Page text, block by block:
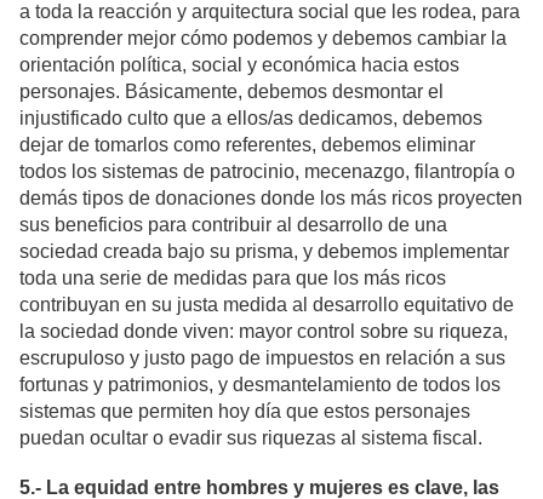
a toda la reacción y arquitectura social que les rodea, para
comprender mejor cómo podemos y debemos cambiar la
orientación política, social y económica hacia estos
personajes. Básicamente, debemos desmontar el
injustificado culto que a ellos/as dedicamos, debemos
dejar de tomarlos como referentes, debemos eliminar
todos los sistemas de patrocinio, mecenazgo, filantropía o
demás tipos de donaciones donde los más ricos proyecten
sus beneficios para contribuir al desarrollo de una
sociedad creada bajo su prisma, y debemos implementar
toda una serie de medidas para que los más ricos
contribuyan en su justa medida al desarrollo equitativo de
la sociedad donde viven: mayor control sobre su riqueza,
escrupuloso y justo pago de impuestos en relación a sus
fortunas y patrimonios, y desmantelamiento de todos los
sistemas que permiten hoy día que estos personajes
puedan ocultar o evadir sus riquezas al sistema fiscal.
5.- La equidad entre hombres y mujeres es clave, las